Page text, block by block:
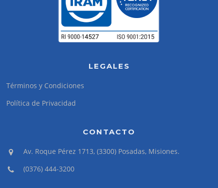
LEGALES
Términos y Condiciones
Política de Privacidad
CONTACTO
Av. Roque Pérez 1713, (3300) Posadas, Misiones.
(0376) 444-3200